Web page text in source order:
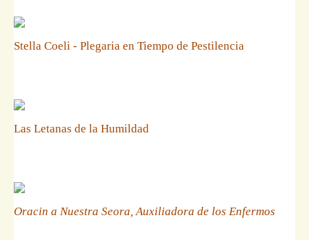
Stella Coeli - Plegaria en Tiempo de Pestilencia
Las Letanas de la Humildad
Oracin a Nuestra Seora, Auxiliadora de los Enfermos